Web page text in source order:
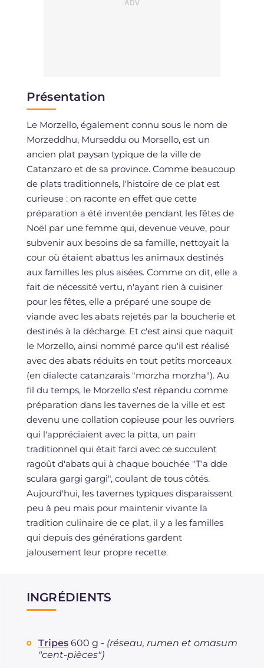
Présentation
Le Morzello, également connu sous le nom de
Morzeddhu, Murseddu ou Morsello, est un
ancien plat paysan typique de la ville de
Catanzaro et de sa province. Comme beaucoup
de plats traditionnels, l'histoire de ce plat est
curieuse : on raconte en effet que cette
préparation a été inventée pendant les fêtes de
Noël par une femme qui, devenue veuve, pour
subvenir aux besoins de sa famille, nettoyait la
cour où étaient abattus les animaux destinés
aux familles les plus aisées. Comme on dit, elle a
fait de nécessité vertu, n'ayant rien à cuisiner
pour les fêtes, elle a préparé une soupe de
viande avec les abats rejetés par la boucherie et
destinés à la décharge. Et c'est ainsi que naquit
le Morzello, ainsi nommé parce qu'il est réalisé
avec des abats réduits en tout petits morceaux
(en dialecte catanzarais "morzha morzha"). Au
fil du temps, le Morzello s'est répandu comme
préparation dans les tavernes de la ville et est
devenu une collation copieuse pour les ouvriers
qui l'appréciaient avec la pitta, un pain
traditionnel qui était farci avec ce succulent
ragoût d'abats qui à chaque bouchée "T'a dde
sculara gargi gargi", coulant de tous côtés.
Aujourd'hui, les tavernes typiques disparaissent
peu à peu mais pour maintenir vivante la
tradition culinaire de ce plat, il y a les familles
qui depuis des générations gardent
jalousement leur propre recette.
INGRÉDIENTS
Tripes 600 g - (réseau, rumen et omasum
"cent-pièces")